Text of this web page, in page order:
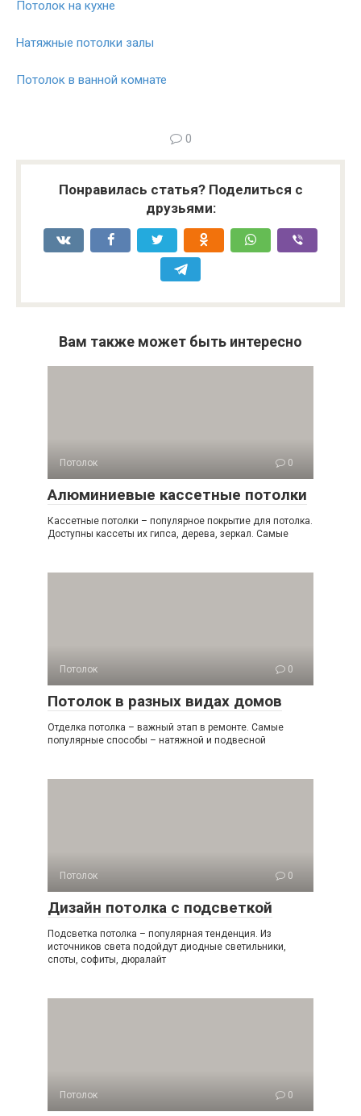
Потолок на кухне
Натяжные потолки залы
Потолок в ванной комнате
0
Понравилась статья? Поделиться с
друзьями:
Вам также может быть интересно
Потолок 0
Алюминиевые кассетные потолки
Кассетные потолки – популярное покрытие для потолка.
Доступны кассеты их гипса, дерева, зеркал. Самые
Потолок 0
Потолок в разных видах домов
Отделка потолка – важный этап в ремонте. Самые
популярные способы – натяжной и подвесной
Потолок 0
Дизайн потолка с подсветкой
Подсветка потолка – популярная тенденция. Из
источников света подойдут диодные светильники,
споты, софиты, дюралайт
Потолок 0